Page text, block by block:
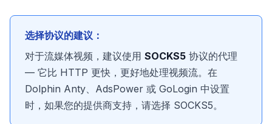
选择协议的建议：
对于流媒体视频，建议使用 SOCKS5 协议的代理
— 它比 HTTP 更快，更好地处理视频流。在
Dolphin Anty、AdsPower 或 GoLogin 中设置
时，如果您的提供商支持，请选择 SOCKS5。